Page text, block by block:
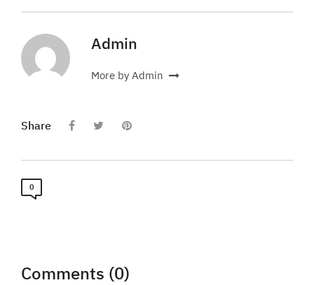
Admin
More by Admin
Share
0
Comments (0)